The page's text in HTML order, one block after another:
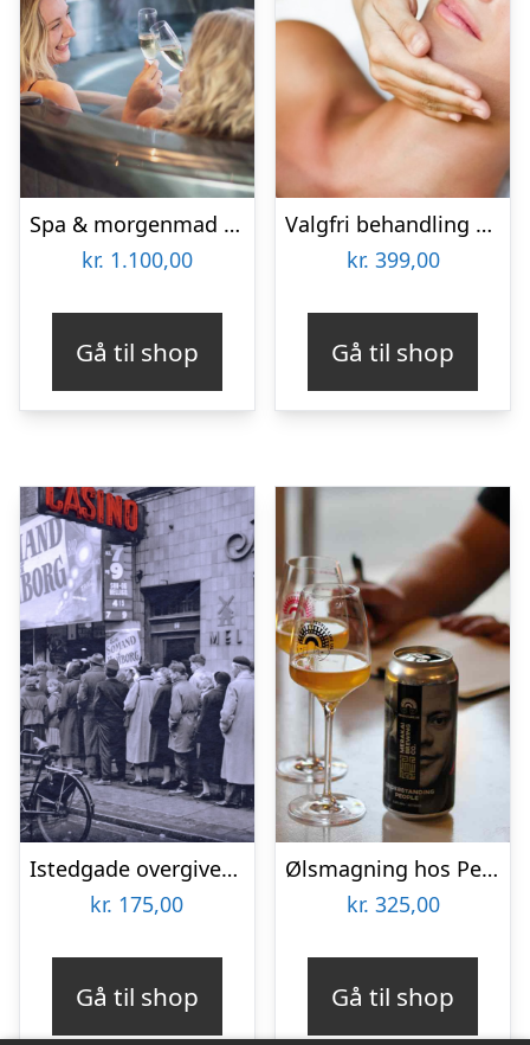
Spa & morgenmad for 2 hos Hotel BramslevGaard
kr. 1.100,00
Gå til shop
Valgfri behandling hos Lash Care
kr. 399,00
Gå til shop
Istedgade overgiver sig aldrig med TYRA Byvandringer
kr. 175,00
Gå til shop
Ølsmagning hos People Like Us
kr. 325,00
Gå til shop